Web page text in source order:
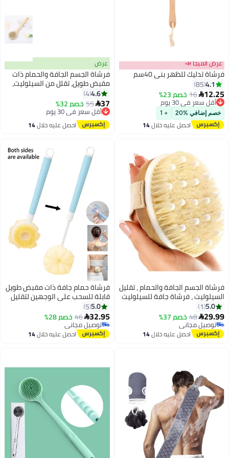
40سم
+ 1
خلال14
عرض
فرشاة الجسم الجافة والحمام ذات
مقبض طويل، تقلل من السيلوليت،
فرشاة جافة للسيلوليت والتصريف
اللمفاوي، فرشاة التقشير، فرشاة
استحمام لتنظيف الجسم
37
أقل سعر في 30 يوماحصل عليه خلال14
اغسطس
والحمام ، تقليل
جافة للسيلوليت
، فرشاة تقشير
، فرشاة دش
خلال14
فرشاة حمام جافة ذات مقبض طويل
قابلة للسحب على الوجهين لتقليل
السيلوليت ، فرشاة جافة للسيلوليت
والتصريف اللمفاوي ، فرشاة
التقشير ، فرشاة الاستحمام ، جهاز
تنظيف الجسم
32.95 خصم 28%
توصيل مجانياحصل عليه خلال14
اغسطس